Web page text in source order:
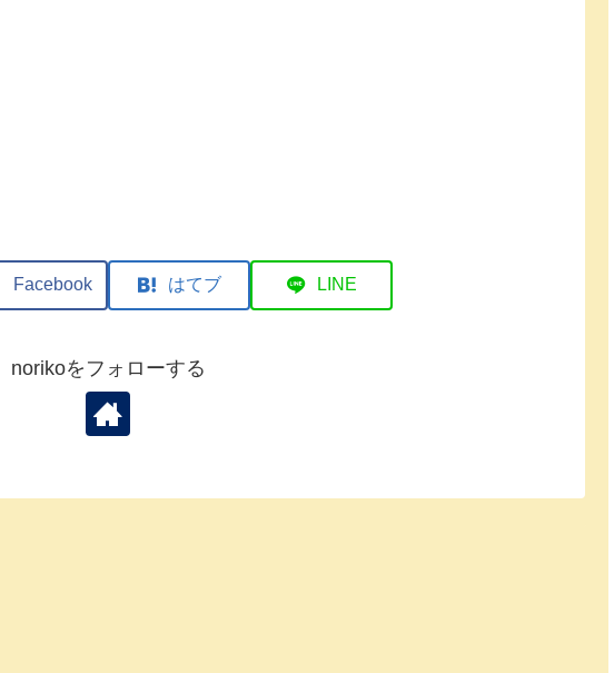
Facebook はてブ LINE
norikoをフォローする